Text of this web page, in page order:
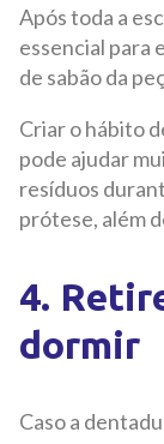
Após toda a
essencial para
de sabão da
Criar o hábito
pode ajudar
resíduos
prótese, além
4.
dormir
Caso a